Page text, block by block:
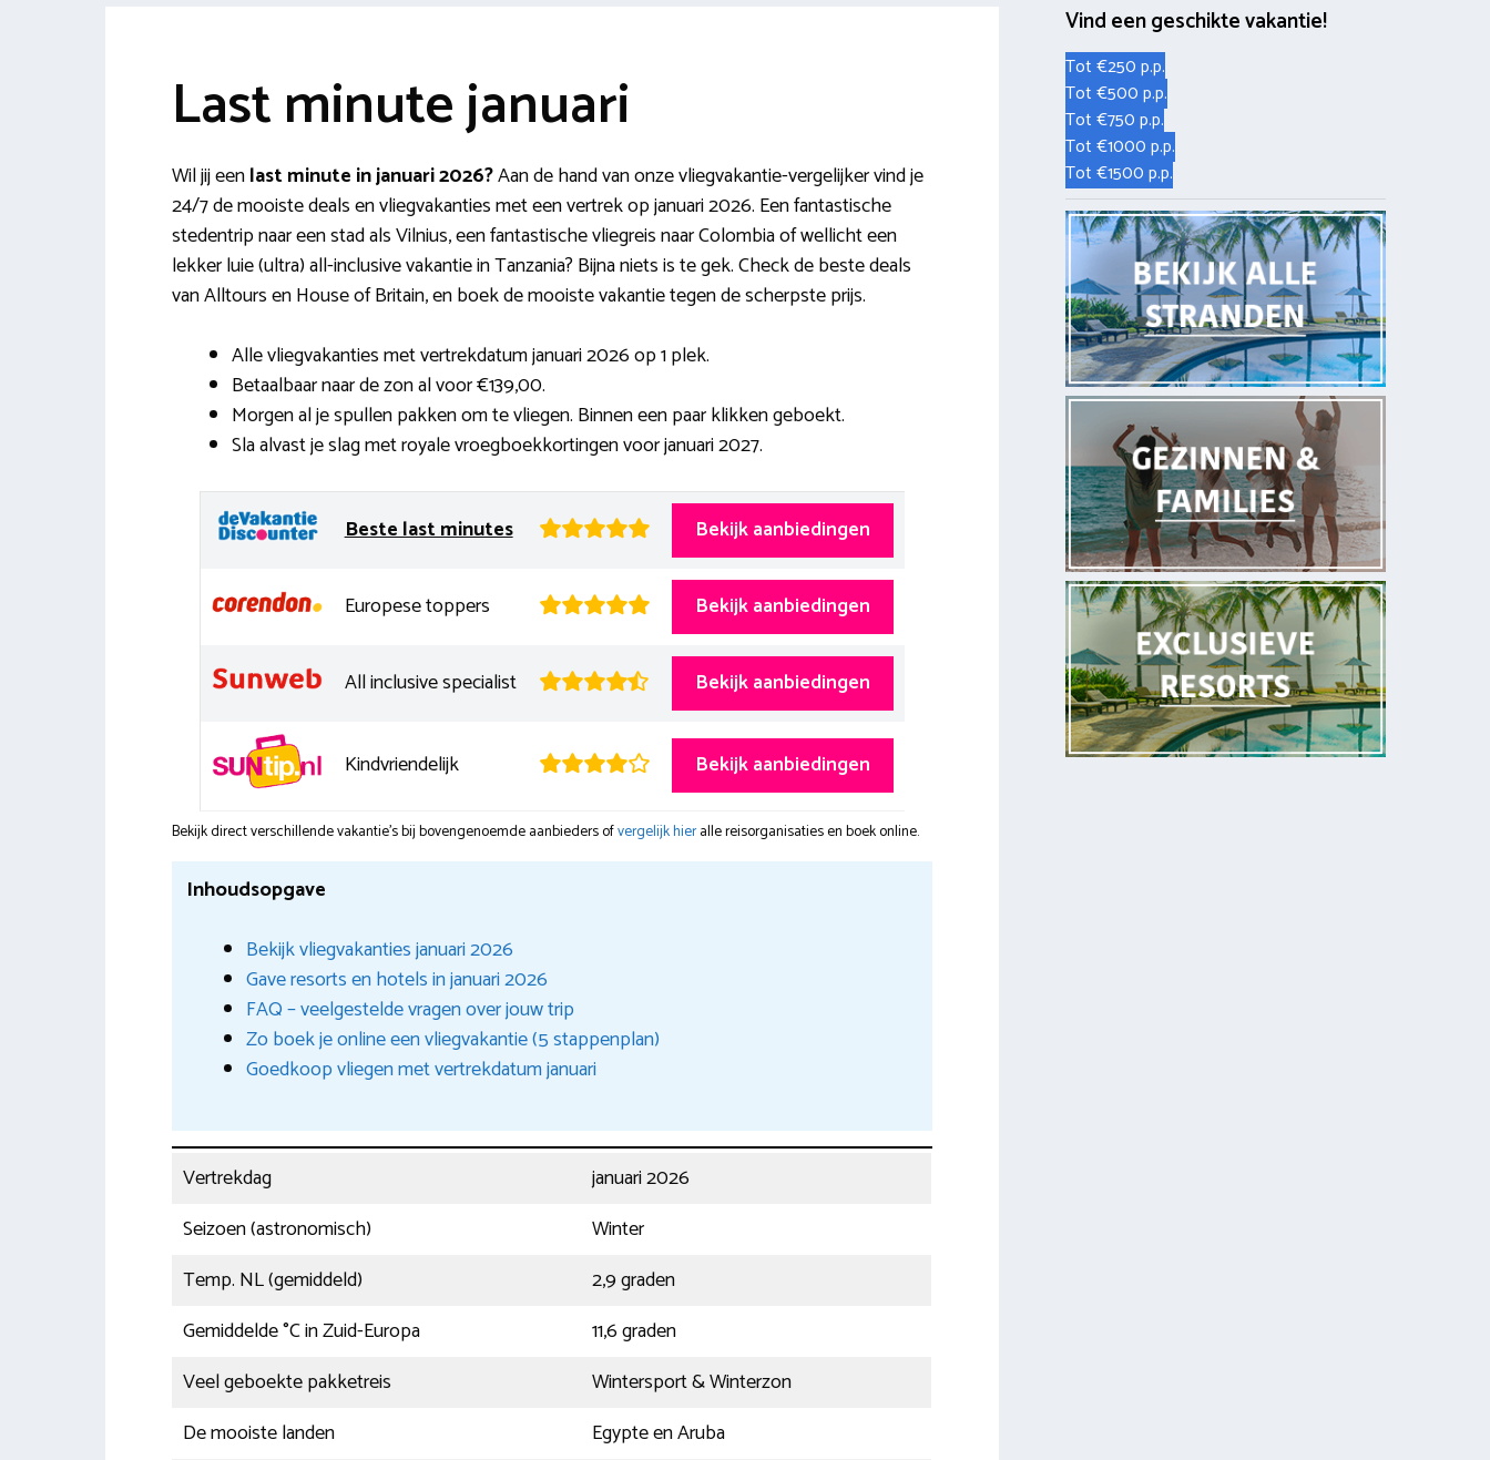
Last minute januari
Wil jij eenlast minute in januari 2026?Aan de hand van onze vliegvakantie-vergelijker vind je
24/7 de mooiste deals en vliegvakanties met een vertrek op januari 2026. Een fantastische
stedentrip naar een stad als Vilnius, een fantastische vliegreis naar Colombia of wellicht een
lekker luie (ultra) all-inclusive vakantie in Tanzania? Bijna niets is te gek. Check de beste deals
van Alltours en House of Britain, en boek de mooiste vakantie tegen de scherpste prijs.
Alle vliegvakanties met vertrekdatum januari 2026 op 1 plek.
Betaalbaar naar de zon al voor €139,00.
Morgen al je spullen pakken om te vliegen. Binnen een paar klikken geboekt.
Sla alvast je slag met royale vroegboekkortingen voor januari 2027.
Beste last minutes Bekijk aanbiedingen
Europese toppers Bekijk aanbiedingen
All inclusive specialist Bekijk aanbiedingen
Kindvriendelijk Bekijk aanbiedingen
Bekijk direct verschillende vakantie's bij bovengenoemde aanbieders ofvergelijk hieralle reisorganisaties en boek online.
Inhoudsopgave
Bekijk vliegvakanties januari 2026
Gave resorts en hotels in januari 2026
FAQ – veelgestelde vragen over jouw trip
Zo boek je online een vliegvakantie (5 stappenplan)
Goedkoop vliegen met vertrekdatum januari
Vertrekdag
januari 2026
Seizoen (astronomisch)
Winter
Temp. NL (gemiddeld)
2,9 graden
Gemiddelde °C in Zuid-Europa
11,6 graden
Veel geboekte pakketreis
Wintersport & Winterzon
De mooiste landen
Egypte en Aruba
Vind een geschikte vakantie!
Tot €250 p.p.
Tot €500 p.p.
Tot €750 p.p.
Tot €1000 p.p.
Tot €1500 p.p.